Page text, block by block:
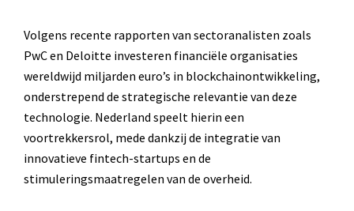
Volgens recente rapporten van sectoranalisten zoals
PwC en Deloitte investeren financiële organisaties
wereldwijd miljarden euro’s in blockchainontwikkeling,
onderstrepend de strategische relevantie van deze
technologie. Nederland speelt hierin een
voortrekkersrol, mede dankzij de integratie van
innovatieve fintech-startups en de
stimuleringsmaatregelen van de overheid.